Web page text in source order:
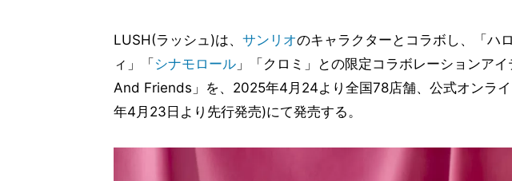
LUSH(ラッシュ)は、 サンリオのキャラクターとコラボし、「ハ
ィ」「 シナモロール 」「クロミ」との限定コラボレーションア
And Friends」を、2025年4月24より全国78店舗、公式オンラ
年4月23日より先行発売)にて発売する。